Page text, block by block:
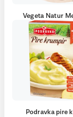
Vegeta Natur
Podravka pire